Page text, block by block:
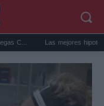
Las mejores hipotecas de